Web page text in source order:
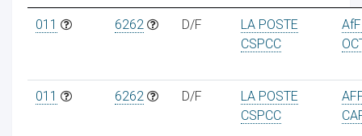
011 6262 D/F
LA POSTE
CSPCC
011 6262 D/F
LA POSTE
CSPCC